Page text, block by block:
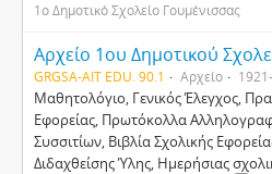
1ο Δημοτικό Σχολείο Γουμένισσας
Αρχείο 1ου Δημοτικού
GRGSA-AIT EDU. 90.1 Αρχείο
Μαθητολόγιο, Γενικός Έλεγχος,
Εφορείας, Πρωτόκολλα
Συσσιτίων, Βιβλία Σχολικής
Διδαχθείσης Ύλης, Ημερήσιας